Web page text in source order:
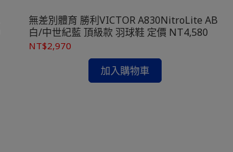
無差別體育 勝利VICTOR A830NitroLite AB
白/中世紀藍 頂級款 羽球鞋 定價 NT4,580
NT$2,970
加入購物車